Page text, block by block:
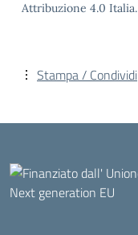
Attribuzione 4.0 Italia.
Stampa / Condividi